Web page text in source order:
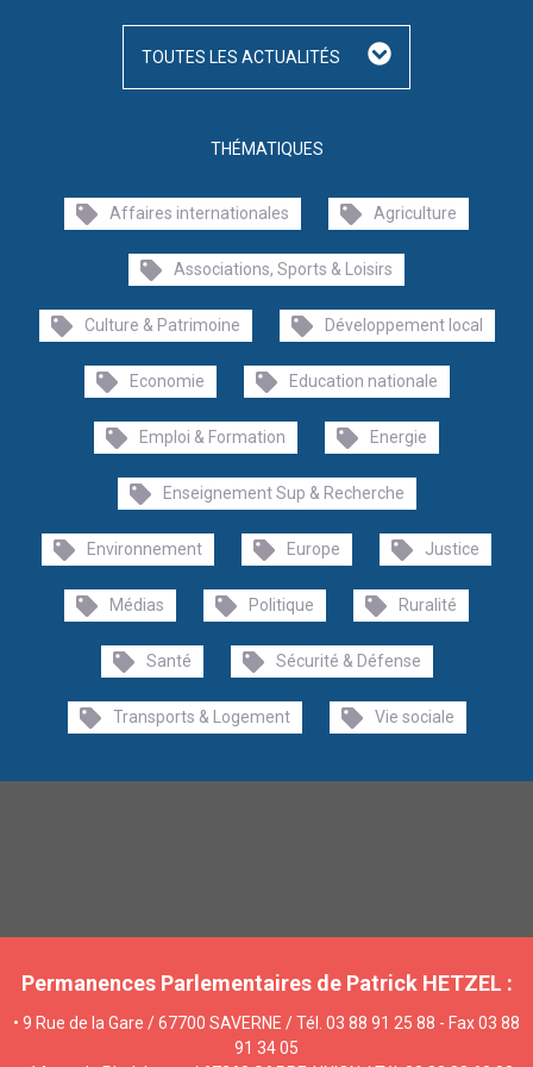
THÉMATIQUES
Affaires internationales Agriculture
Associations, Sports & Loisirs
Culture & Patrimoine Développement local
Economie Education nationale
Emploi & Formation Energie
Enseignement Sup & Recherche
Environnement Europe Justice
Médias Politique Ruralité
Santé Sécurité & Défense
Transports & Logement Vie sociale
TOUTES LES ACTUALITÉS
Permanences Parlementaires de Patrick HETZEL :
• 9 Rue de la Gare / 67700 SAVERNE / Tél. 03 88 91 25 88 - Fax 03 88
91 34 05